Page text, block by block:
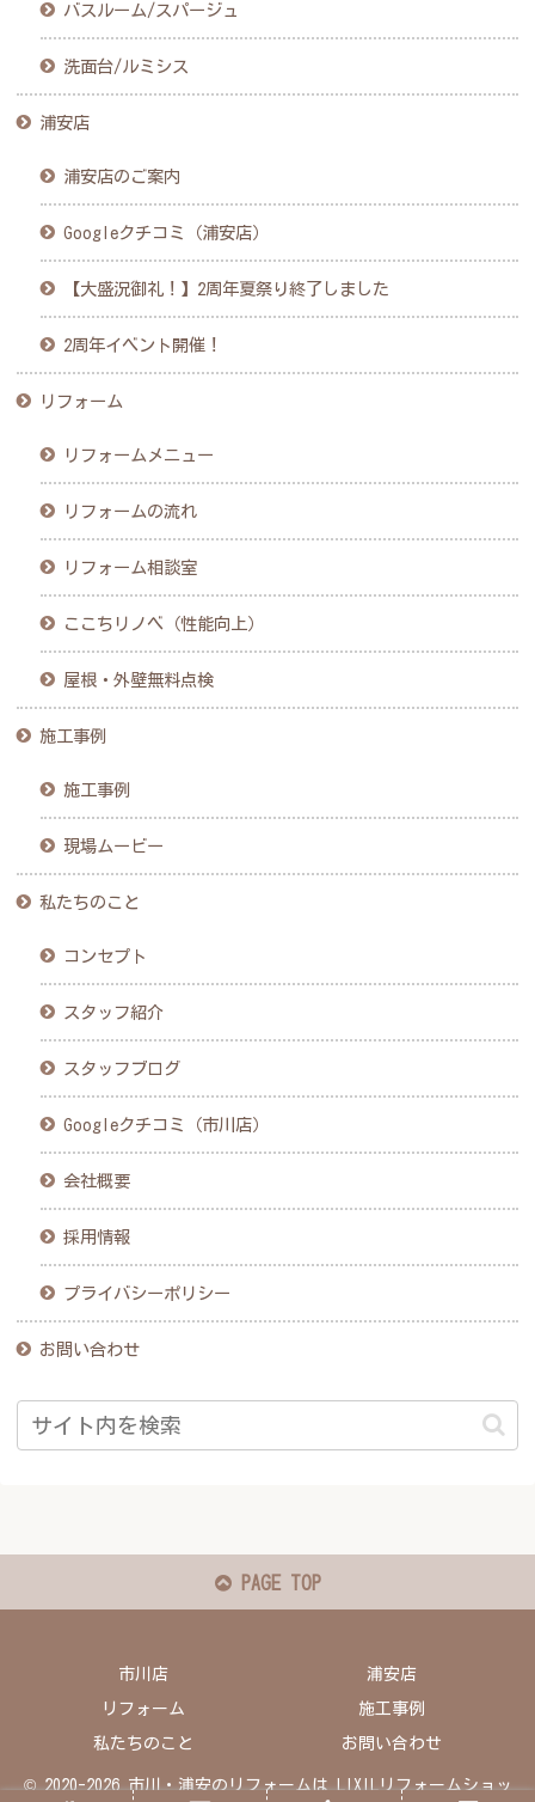
バスルーム/スパージュ
洗面台/ルミシス
浦安店
浦安店のご案内
Googleクチコミ（浦安店）
【大盛況御礼！】2周年夏祭り終了しました
2周年イベント開催！
リフォーム
リフォームメニュー
リフォームの流れ
リフォーム相談室
ここちリノベ（性能向上）
屋根・外壁無料点検
施工事例
施工事例
現場ムービー
私たちのこと
コンセプト
スタッフ紹介
スタッフブログ
Googleクチコミ（市川店）
会社概要
採用情報
プライバシーポリシー
お問い合わせ
PAGE TOP
市川店 浦安店
リフォーム 施工事例
私たちのこと お問い合わせ
© 2020-2026 市川・浦安のリフォームは LIXILリフォームショッ